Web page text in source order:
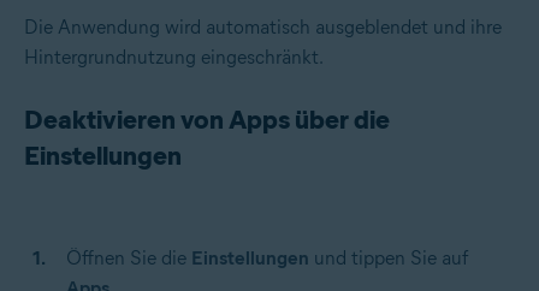
Die Anwendung wird automatisch ausgeblendet und ihre
Hintergrundnutzung eingeschränkt.
Deaktivieren von Apps über die
Einstellungen
Öffnen Sie die Einstellungen und tippen Sie auf